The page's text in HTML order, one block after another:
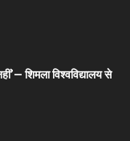
शिमला विश्वविद्यालय से